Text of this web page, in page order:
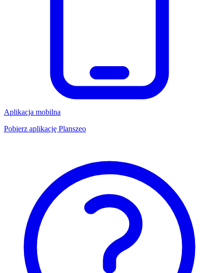
Aplikacja mobilna
Pobierz aplikację Planszeo